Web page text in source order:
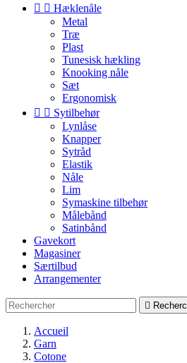
  Hæklenåle
Metal
Træ
Plast
Tunesisk hækling
Knooking nåle
Sæt
Ergonomisk
  Sytilbehør
Lynlåse
Knapper
Sytråd
Elastik
Nåle
Lim
Symaskine tilbehør
Målebånd
Satinbånd
Gavekort
Magasiner
Særtilbud
Arrangementer

Accueil
Garn
Cotone